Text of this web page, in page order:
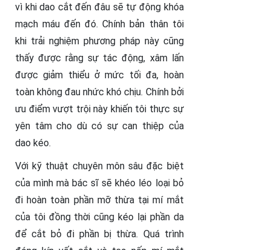
vì khi dao cắt đến đâu sẽ tự động khóa
mạch máu đến đó. Chính bản thân tôi
khi trải nghiệm phương pháp này cũng
thấy được rằng sự tác động, xâm lấn
được giảm thiểu ở mức tối đa, hoàn
toàn không đau nhức khó chịu. Chính bởi
ưu điểm vượt trội này khiến tôi thực sự
yên tâm cho dù có sự can thiệp của
dao kéo.
Với kỹ thuật chuyên môn sâu đặc biệt
của mình mà bác sĩ sẽ khéo léo loại bỏ
đi hoàn toàn phần mỡ thừa tại mí mắt
của tôi đồng thời cũng kéo lại phần da
để cắt bỏ đi phần bị thừa. Quá trình